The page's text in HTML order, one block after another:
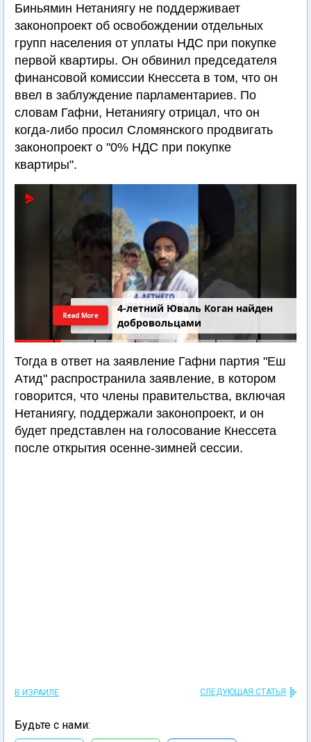
Биньямин Нетаниягу не поддерживает
законопроект об освобождении отдельных
групп населения от уплаты НДС при покупке
первой квартиры. Он обвинил председателя
финансовой комиссии Кнессета в том, что он
ввел в заблуждение парламентариев. По
словам Гафни, Нетаниягу отрицал, что он
когда-либо просил Сломянского продвигать
законопроект о "0% НДС при покупке
квартиры".
4-летний Юваль Коган найден
добровольцами
Read More
Тогда в ответ на заявление Гафни партия "Еш
Атид" распространила заявление, в котором
говорится, что члены правительства, включая
Нетаниягу, поддержали законопроект, и он
будет представлен на голосование Кнессета
после открытия осенне-зимней сессии.
В ИЗРАИЛЕ СЛЕДУЮЩАЯ СТАТЬЯ
Будьте с нами: